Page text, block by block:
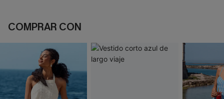
COMPRAR CON